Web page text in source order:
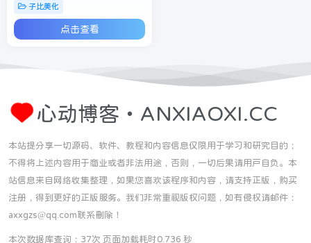
子比美化
点击查看
心动博客・ANXIAOXI.CC
本站提分享一切源码、软件、教程和内容信息仅限用于学习和研究目的；
不得将上述内容用于商业或者非法用途，否则，一切后果请用户自负。本
站信息来自网络收集整理，如果您喜欢该程序和内容，请支持正版，购买
注册，得到更好的正版服务。我们非常重视版权问题，如有侵权请邮件：
axxgzs@qq.com联系删除！
本次数据库查询：37次 页面加载耗时0.736 秒